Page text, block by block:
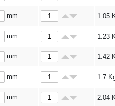
mm 1.05
mm 1.23
mm 1.42
mm 1.7
mm 2.04